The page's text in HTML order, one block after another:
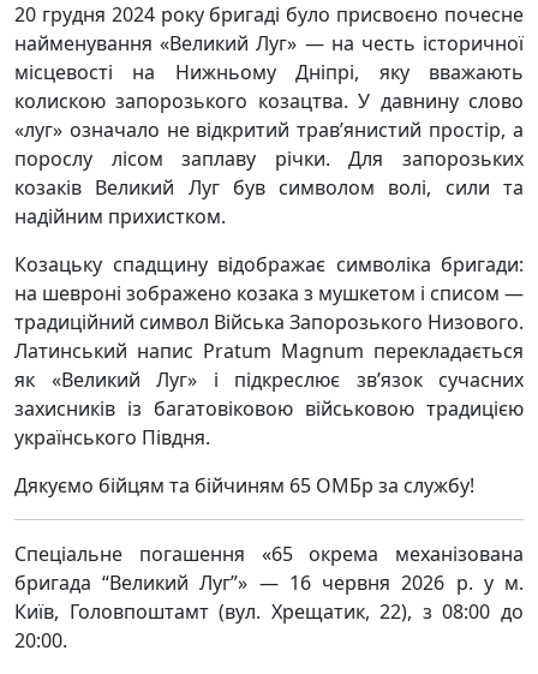
20 грудня 2024 року бригаді було присвоєно почесне
найменування «Великий Луг» — на честь історичної
місцевості на Нижньому Дніпрі, яку вважають
колискою запорозького козацтва. У давнину слово
«луг» означало не відкритий трав’янистий простір, а
порослу лісом заплаву річки. Для запорозьких
козаків Великий Луг був символом волі, сили та
надійним прихистком.
Козацьку спадщину відображає символіка бригади:
на шевроні зображено козака з мушкетом і списом —
традиційний символ Війська Запорозького Низового.
Латинський напис Pratum Magnum перекладається
як «Великий Луг» і підкреслює зв’язок сучасних
захисників із багатовіковою військовою традицією
українського Півдня.
Дякуємо бійцям та бійчиням 65 ОМБр за службу!
Спеціальне погашення «65 окрема механізована
бригада “Великий Луг”» — 16 червня 2026 р. у м.
Київ, Головпоштамт (вул. Хрещатик, 22), з 08:00 до
20:00.